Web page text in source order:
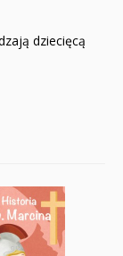
dziecięcą